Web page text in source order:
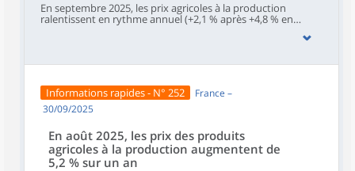
En septembre 2025, les prix agricoles à la production
ralentissent en rythme annuel (+2,1 % après +4,8 % en
août). Sur un mois, les prix à la production des produits
agricoles non impactés par un caractère saisonnier – hors
coupées et plantes en pots – se replient (‑1,1 % après +0,6 %
production agricole confirment leur retour à la hausse
(+0,3 % en septembre, après +0,2 % en août et ‑0,2 % en
juillet). Ils sont quasi stables sur un mois (‑0,1 % après
Informations rapides - N° 252
France –
30/09/2025
En août 2025, les prix des produits
agricoles à la production augmentent de
5,2 % sur un an